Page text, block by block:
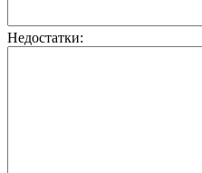
Недостатки: